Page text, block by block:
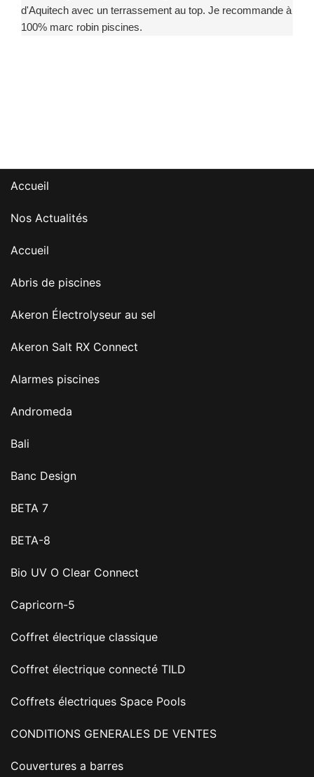
d'Aquitech avec un terrassement au top. Je recommande à
100% marc robin piscines.
Accueil
Nos Actualités
Accueil
Abris de piscines
Akeron Électrolyseur au sel
Akeron Salt RX Connect
Alarmes piscines
Andromeda
Bali
Banc Design
BETA 7
BETA-8
Bio UV O Clear Connect
Capricorn-5
Coffret électrique classique
Coffret électrique connecté TILD
Coffrets électriques Space Pools
CONDITIONS GENERALES DE VENTES
Couvertures a barres